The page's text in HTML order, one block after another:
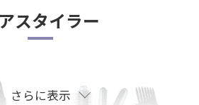
EH-NE8N
スタイラー
さらに表示